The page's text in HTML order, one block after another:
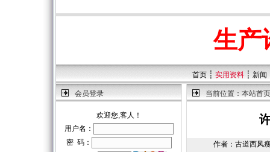
生产
首页 ┊ 实用资料 ┊ 新闻
会员登录
欢迎您,客人！
用户名：
密 码：
当前位置： 本站首页
作者：古道西风